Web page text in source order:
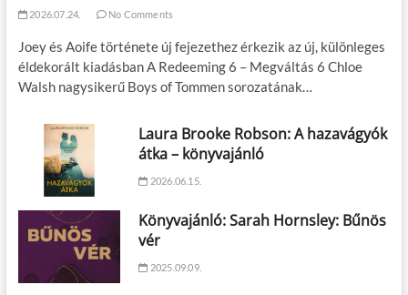
2026.07.24. No Comments
Joey és Aoife története új fejezethez érkezik az új, különleges
éldekorált kiadásban A Redeeming 6 – Megváltás 6 Chloe
Walsh nagysikerű Boys of Tommen sorozatának…
Laura Brooke Robson: A hazavágyók
átka – könyvajánló
2026.06.15.
Könyvajánló: Sarah Hornsley: Bűnös
vér
2025.09.09.